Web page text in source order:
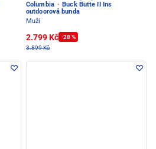
Columbia · Buck Butte II Ins
outdoorová bunda
Muži
2.799 Kč -28 %
3.899 Kč